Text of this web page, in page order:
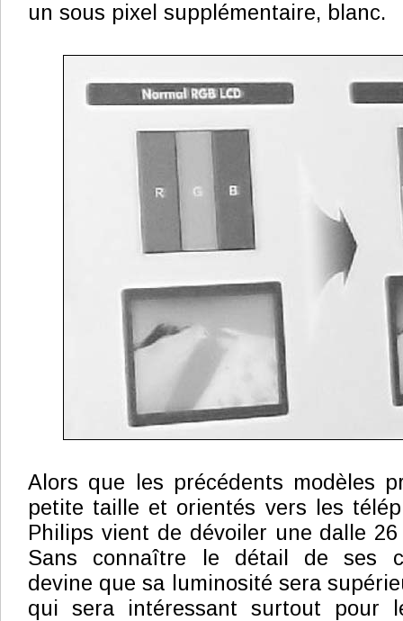
un sous pixel supplémentaire, blanc.
Alors que les précédents modèles
petite taille et orientés vers les
Philips vient de dévoiler une dalle
Sans connaître le détail de ses
devine que sa luminosité sera
qui sera intéressant surtout pour